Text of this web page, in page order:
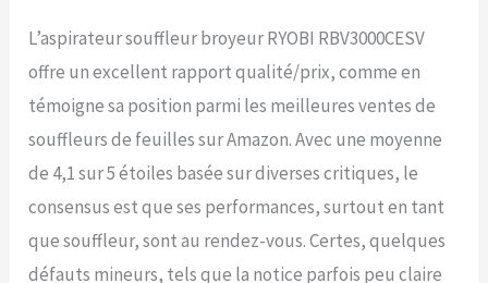
L’aspirateur souffleur broyeur RYOBI RBV3000CESV
offre un excellent rapport qualité/prix, comme en
témoigne sa position parmi les meilleures ventes de
souffleurs de feuilles sur Amazon. Avec une moyenne
de 4,1 sur 5 étoiles basée sur diverses critiques, le
consensus est que ses performances, surtout en tant
que souffleur, sont au rendez-vous. Certes, quelques
défauts mineurs, tels que la notice parfois peu claire